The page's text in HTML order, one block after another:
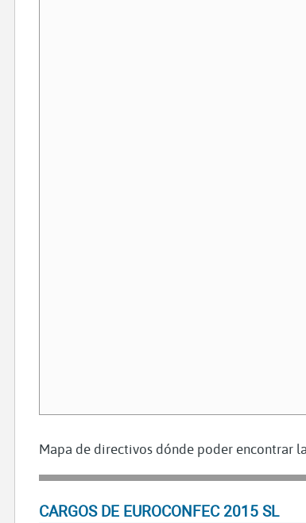
Mapa de directivos dónde poder encontrar
CARGOS DE EUROCONFEC 2015 SL